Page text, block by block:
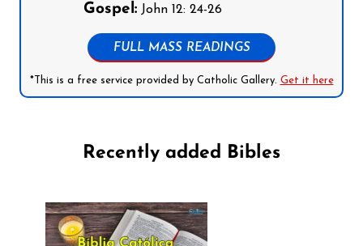
Gospel: John 12: 24-26
FULL MASS READINGS
*This is a free service provided by Catholic Gallery. Get it here
Recently added Bibles